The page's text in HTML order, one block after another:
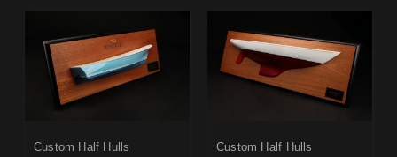
Custom Half Hulls Custom Half Hulls